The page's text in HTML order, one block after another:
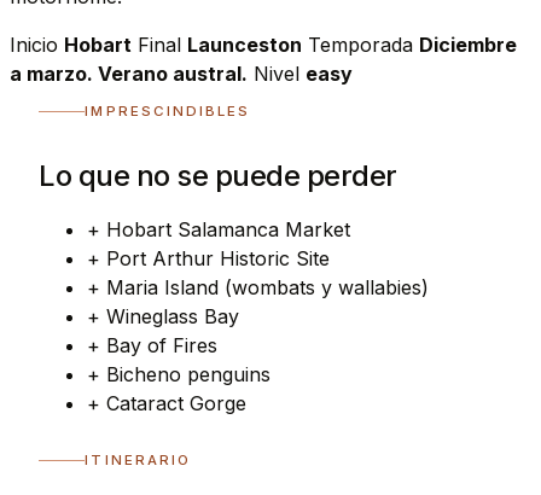
Inicio Hobart Final Launceston Temporada Diciembre
a marzo. Verano austral. Nivel easy
IMPRESCINDIBLES
Lo que no se puede perder
+ Hobart Salamanca Market
+ Port Arthur Historic Site
+ Maria Island (wombats y wallabies)
+ Wineglass Bay
+ Bay of Fires
+ Bicheno penguins
+ Cataract Gorge
ITINERARIO